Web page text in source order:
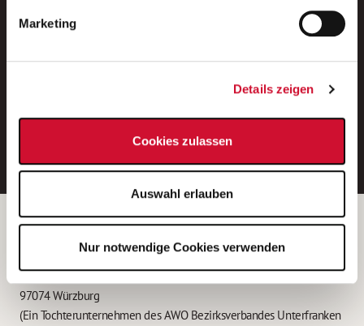
Marketing
Details zeigen
Cookies zulassen
Auswahl erlauben
Nur notwendige Cookies verwenden
E-Mail-Adresse eintragen
Betreiber der Webseite
Garitz Bewirtschaftungsbetriebe GmbH
Kantstraße 45a
97074 Würzburg
(Ein Tochterunternehmen des AWO Bezirksverbandes Unterfranken